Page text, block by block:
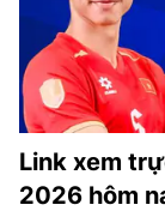
Link xem
2026 hôm